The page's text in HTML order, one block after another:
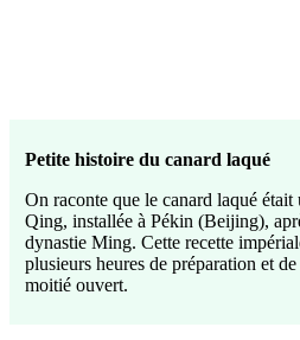
Petite histoire du canard laqué
On raconte que le canard laqué
Qing, installée à Pékin (Beijing),
dynastie Ming. Cette recette
plusieurs heures de préparation et
moitié ouvert.